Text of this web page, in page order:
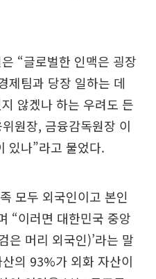
“글로벌한 인맥은 굉장
제팀과 당장 일하는 데
않겠나 하는 우려도 든
원장, 금융감독원장 이
있나”라고 물었다.
모두 외국인이고 본인
“이러면 대한민국 중앙
은 머리 외국인)’라는 말
의 93%가 외화 자산이